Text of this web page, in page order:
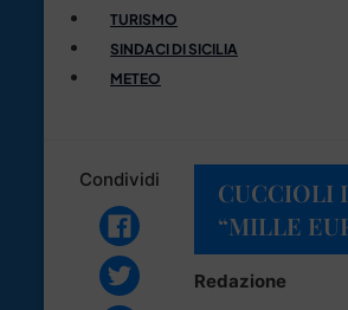
TURISMO
SINDACI DI SICILIA
METEO
Condividi
CUCCIOLI
“MILLE
Redazione